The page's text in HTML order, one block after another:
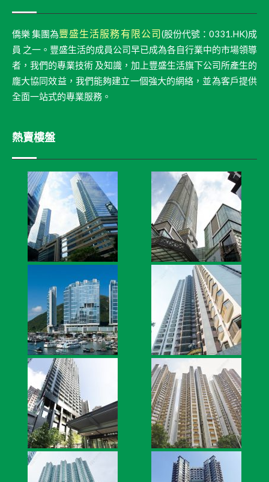
僑樂 集團為豐盛生活服務有限公司(股份代號：0331.HK)成
員 之一。豐盛生活的成員公司早已成為各自行業中的市場領導
者，我們的專業技術 及知識，加上豐盛生活旗下公司所產生的
龐大協同效益，我們能夠建立一個強大的網絡，並為客戶提供
全面一站式的專業服務。
熱賣樓盤